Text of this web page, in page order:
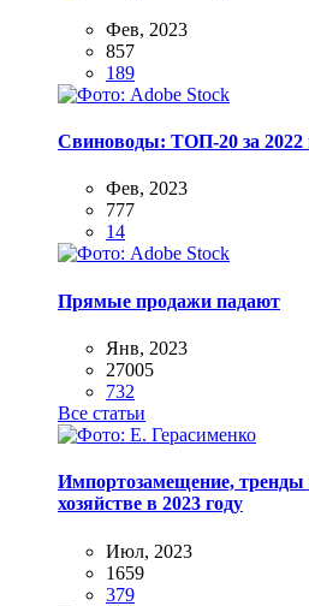
Фев, 2023
857
189
Свиноводы: ТОП-20 за 2022
Фев, 2023
777
14
Прямые продажи падают
Янв, 2023
27005
732
Все статьи
Импортозамещение,
хозяйстве в 2023 году
Июл, 2023
1659
379